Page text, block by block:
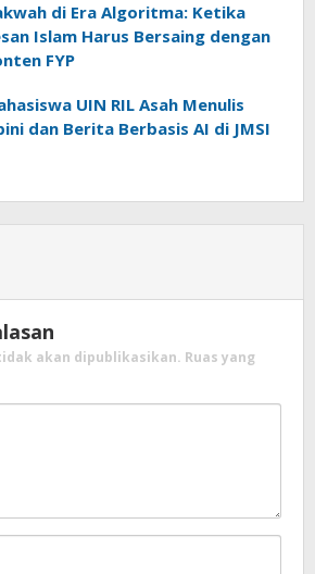
di Era Algoritma: Ketika
Islam Harus Bersaing dengan
FYP
UIN RIL Asah Menulis
dan Berita Berbasis AI di JMSI
akan dipublikasikan. Ruas yang